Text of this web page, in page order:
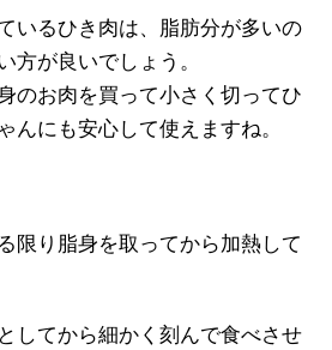
いるひき肉は、脂肪分が多いの
方が良いでしょう。
のお肉を買って小さく切ってひ
んにも安心して使えますね。
限り脂身を取ってから加熱して
してから細かく刻んで食べさせ